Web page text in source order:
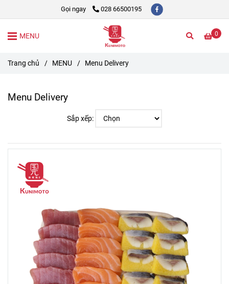
Gọi ngay 028 66500195
0
MENU
Trang chủ / MENU / Menu Delivery
Menu Delivery
Sắp xếp: